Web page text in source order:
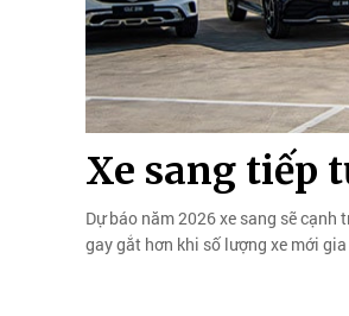
Xe sang tiếp
Dự báo năm 2026 xe sang sẽ
gay gắt hơn khi số lượng xe mới